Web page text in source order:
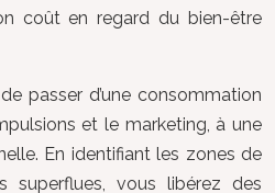
coût en regard du bien-être
passer d’une consommation
et le marketing, à une
En identifiant les zones de
superflues, vous libérez des